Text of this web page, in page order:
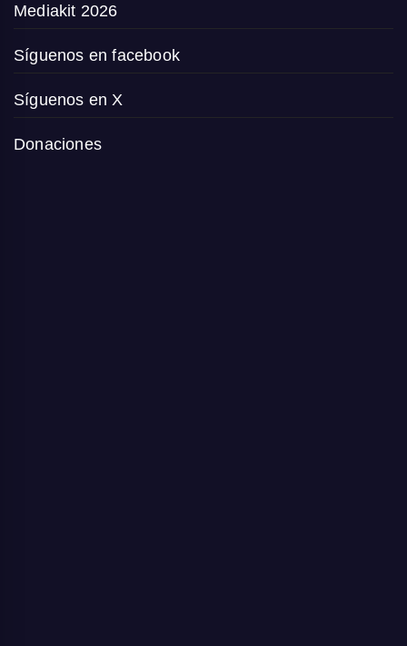
Mediakit 2026
Síguenos en facebook
Síguenos en X
Donaciones